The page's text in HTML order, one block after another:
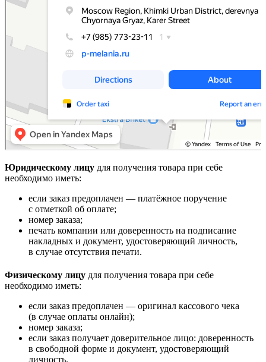
Юридическому лицу для получения товара при себе
необходимо иметь:
если заказ предоплачен — платёжное поручение
с отметкой об оплате;
номер заказа;
печать компании или доверенность на подписание
накладных и документ, удостоверяющий личность,
в случае отсутствия печати.
Физическому лицу для получения товара при себе
необходимо иметь:
если заказ предоплачен — оригинал кассового чека
(в случае оплаты онлайн);
номер заказа;
если заказ получает доверительное лицо: доверенность
в свободной форме и документ, удостоверяющий
личность.